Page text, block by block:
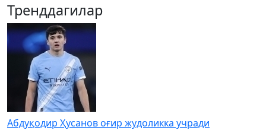
Тренддагилар
Абдуқодир Ҳусанов оғир жудоликка учради